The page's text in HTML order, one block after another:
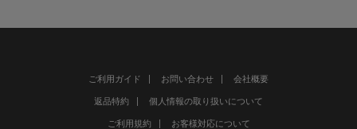
ご利用ガイド お問い合わせ 会社概要
返品特約 個人情報の取り扱いについて
ご利用規約 お客様対応について